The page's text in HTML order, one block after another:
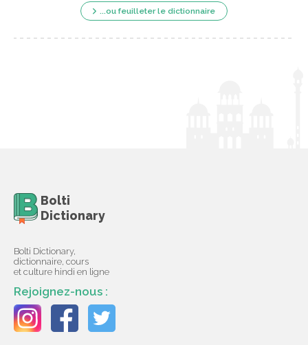
...ou feuilleter le dictionnaire
Bolti
Dictionary
Bolti Dictionary,
dictionnaire, cours
et culture hindi en ligne
Rejoignez-nous :